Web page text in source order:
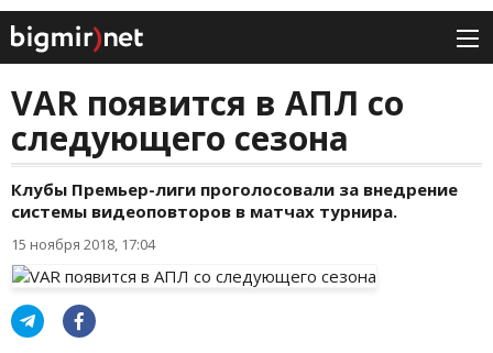
VAR появится в АПЛ со
следующего сезона
Клубы Премьер-лиги проголосовали за внедрение
системы видеоповторов в матчах турнира.
15 ноября 2018, 17:04